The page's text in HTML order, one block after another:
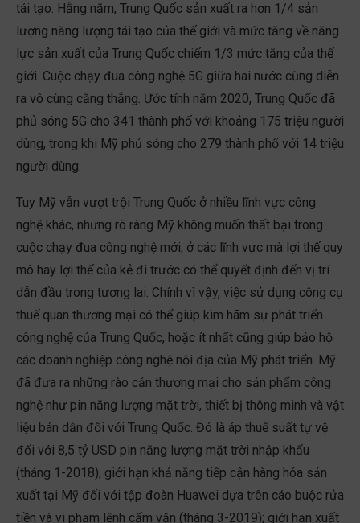
tái tạo. Hằng năm, Trung Quốc sản xuất ra hơn 1/4 sản
lượng năng lượng tái tạo của thế giới và mức tăng về năng
lực sản xuất của Trung Quốc chiếm 1/3 mức tăng của thế
giới. Cuộc chạy đua công nghệ 5G giữa hai nước cũng diễn
ra vô cùng căng thẳng. Ước tính năm 2020, Trung Quốc đã
phủ sóng 5G cho 341 thành phố với khoảng 175 triệu người
dùng, trong khi Mỹ phủ sóng cho 279 thành phố với 14 triệu
người dùng.
Tuy Mỹ vẫn vượt trội Trung Quốc ở nhiều lĩnh vực công
nghệ khác, nhưng rõ ràng Mỹ không muốn thất bại trong
cuộc chạy đua công nghệ mới, ở các lĩnh vực mà lợi thế quy
mô hay lợi thế của kẻ đi trước có thể quyết định đến vị trí
dẫn đầu trong tương lai. Chính vì vậy, việc sử dụng công cụ
thuế quan thương mại có thể giúp kìm hãm sự phát triển
công nghệ của Trung Quốc, hoặc ít nhất cũng giúp bảo hộ
các doanh nghiệp công nghệ nội địa của Mỹ phát triển. Mỹ
đã đưa ra những rào cản thương mại cho sản phẩm công
nghệ như pin năng lượng mặt trời, thiết bị thông minh và vật
liệu bán dẫn đối với Trung Quốc. Đó là áp thuế suất tự vệ
đối với 8,5 tỷ USD pin năng lượng mặt trời nhập khẩu
(tháng 1-2018); giới hạn khả năng tiếp cận hàng hóa sản
xuất tại Mỹ đối với tập đoàn Huawei dựa trên cáo buộc rửa
tiền và vi phạm lệnh cấm vận (tháng 3-2019); giới hạn xuất